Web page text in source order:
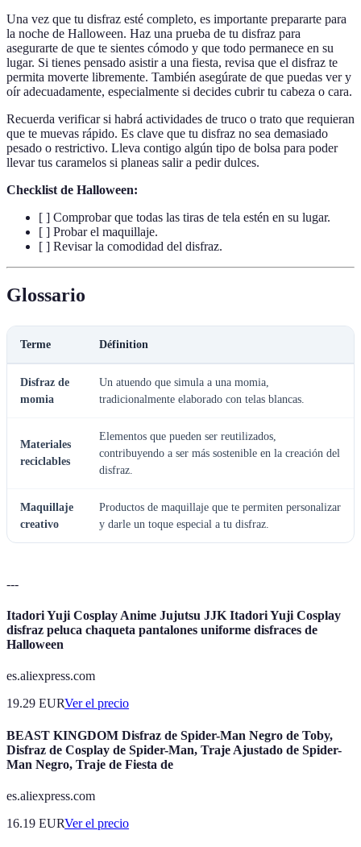
Una vez que tu disfraz esté completo, es importante prepararte para
la noche de Halloween. Haz una prueba de tu disfraz para
asegurarte de que te sientes cómodo y que todo permanece en su
lugar. Si tienes pensado asistir a una fiesta, revisa que el disfraz te
permita moverte libremente. También asegúrate de que puedas ver y
oír adecuadamente, especialmente si decides cubrir tu cabeza o cara.
Recuerda verificar si habrá actividades de truco o trato que requieran
que te muevas rápido. Es clave que tu disfraz no sea demasiado
pesado o restrictivo. Lleva contigo algún tipo de bolsa para poder
llevar tus caramelos si planeas salir a pedir dulces.
Checklist de Halloween:
[ ] Comprobar que todas las tiras de tela estén en su lugar.
[ ] Probar el maquillaje.
[ ] Revisar la comodidad del disfraz.
Glossario
Terme Définition
Disfraz de
momia
Un atuendo que simula a una momia,
tradicionalmente elaborado con telas blancas.
Materiales
reciclables
Elementos que pueden ser reutilizados,
contribuyendo a ser más sostenible en la creación del
disfraz.
Maquillaje
creativo
Productos de maquillaje que te permiten personalizar
y darle un toque especial a tu disfraz.
---
Itadori Yuji Cosplay Anime Jujutsu JJK Itadori Yuji Cosplay
disfraz peluca chaqueta pantalones uniforme disfraces de
Halloween
es.aliexpress.com
19.29 EURVer el precio
BEAST KINGDOM Disfraz de Spider-Man Negro de Toby,
Disfraz de Cosplay de Spider-Man, Traje Ajustado de Spider-
Man Negro, Traje de Fiesta de
es.aliexpress.com
16.19 EURVer el precio